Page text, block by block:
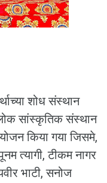
शोध संस्थान
सांस्कृतिक संस्थान
किया गया जिसमे,
त्यागी, टीकम नागर
भाटी, सनोज